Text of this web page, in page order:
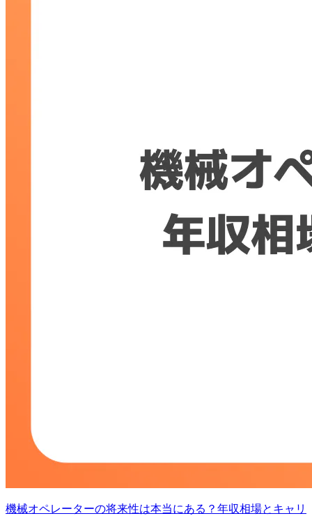
機械オペレーターの将来性は本当にある？年収相場とキャリ